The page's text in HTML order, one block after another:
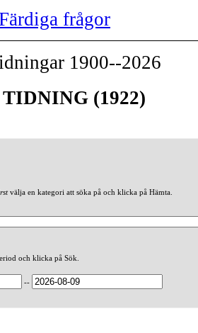
frågor
1900--2026
(1922)
välja en kategori att söka på och klicka på Hämta.
och klicka på Sök.
--